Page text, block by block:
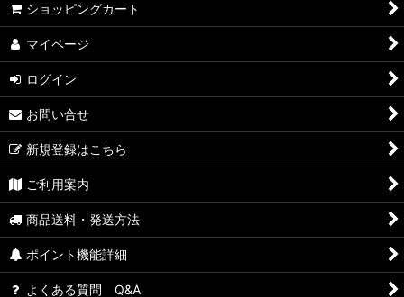
ショッピングカート
マイページ
ログイン
お問い合せ
新規登録はこちら
ご利用案内
商品送料・発送方法
ポイント機能詳細
よくある質問 Q&A